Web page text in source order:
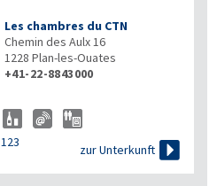
Les chambres du CTN
Chemin des Aulx 16
1228 Plan-les-Ouates
+41-22-8843000
123
zur Unterkunft 